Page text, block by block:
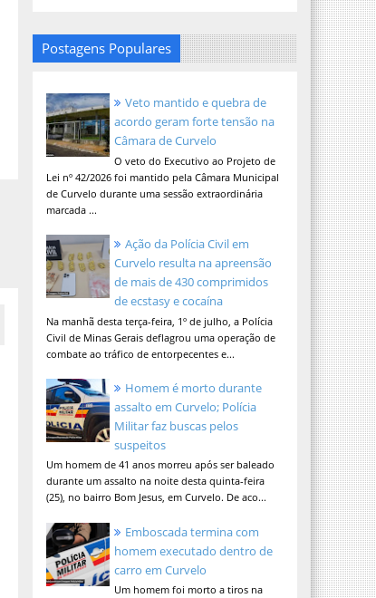
Postagens Populares
Veto mantido e quebra de
acordo geram forte tensão na
Câmara de Curvelo
O veto do Executivo ao Projeto de
Lei nº 42/2026 foi mantido pela Câmara Municipal
de Curvelo durante uma sessão extraordinária
marcada ...
Ação da Polícia Civil em
Curvelo resulta na apreensão
de mais de 430 comprimidos
de ecstasy e cocaína
Na manhã desta terça-feira, 1º de julho, a Polícia
Civil de Minas Gerais deflagrou uma operação de
combate ao tráfico de entorpecentes e...
Homem é morto durante
assalto em Curvelo; Polícia
Militar faz buscas pelos
suspeitos
Um homem de 41 anos morreu após ser baleado
durante um assalto na noite desta quinta-feira
(25), no bairro Bom Jesus, em Curvelo. De aco...
Emboscada termina com
homem executado dentro de
carro em Curvelo
Um homem foi morto a tiros na